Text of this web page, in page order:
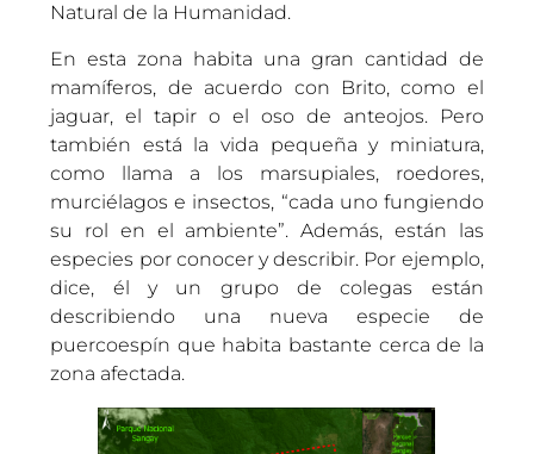
Natural de la Humanidad.
En esta zona habita una gran cantidad de
mamíferos, de acuerdo con Brito, como el
jaguar, el tapir o el oso de anteojos. Pero
también está la vida pequeña y miniatura,
como llama a los marsupiales, roedores,
murciélagos e insectos, “cada uno fungiendo
su rol en el ambiente”. Además, están las
especies por conocer y describir. Por ejemplo,
dice, él y un grupo de colegas están
describiendo una nueva especie de
puercoespín que habita bastante cerca de la
zona afectada.